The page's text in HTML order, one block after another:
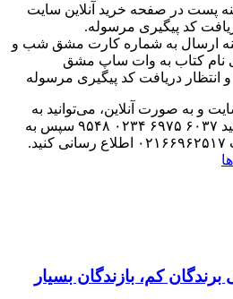
پست در صفحه خرید آنلاین سایت
کد پیگیری مرسوله.
ارسال به شماره کارت مشق شب و
نام کتاب به وات ساپ مشق
و به صورت آنلاین، می‌توانید به
کارت مشق شب پرداخت کنید ۶۰۳۷ ۶۹۷۵ ۰۲۳۴ ۹۵۴۸ سپس به
کم، بازندگان بسیار